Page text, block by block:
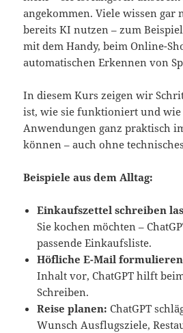
angekommen. Viele wissen gar
bereits KI nutzen – zum
mit dem Handy, beim Online-
automatischen Erkennen von
In diesem Kurs zeigen wir
ist, wie sie funktioniert und wie
Anwendungen ganz praktisch
können – auch ohne
Beispiele aus dem Alltag:
Einkaufszettel schreiben
Sie kochen möchten –
passende Einkaufsliste.
Höfliche E-Mail
Inhalt vor, ChatGPT hilft
Schreiben.
Reise planen: ChatGPT
Wunsch Ausflugsziele,